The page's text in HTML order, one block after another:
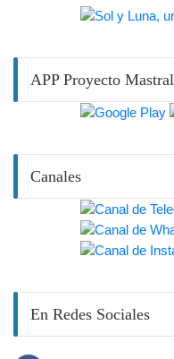
APP Proyecto Mastral
Canales
En Redes Sociales